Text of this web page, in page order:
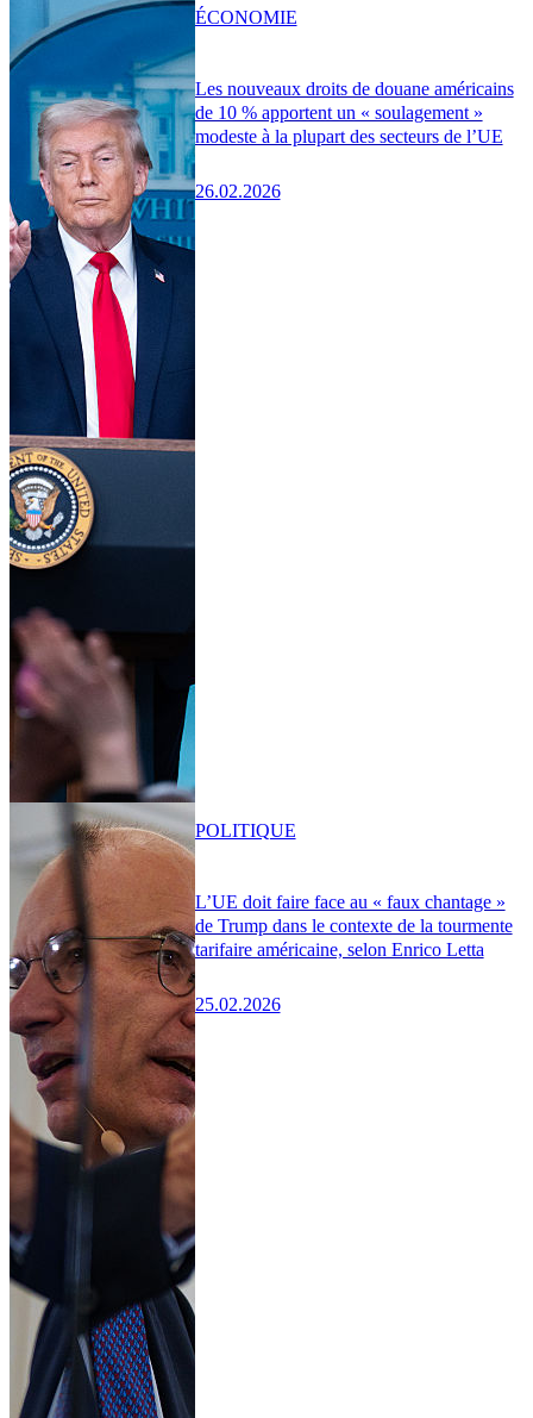
Les nouveaux droits de douane américains
de 10 % apportent un « soulagement »
modeste à la plupart des secteurs de l’UE
26.02.2026
ÉCONOMIE
L’UE doit faire face au « faux chantage »
de Trump dans le contexte de la tourmente
tarifaire américaine, selon Enrico Letta
25.02.2026
POLITIQUE